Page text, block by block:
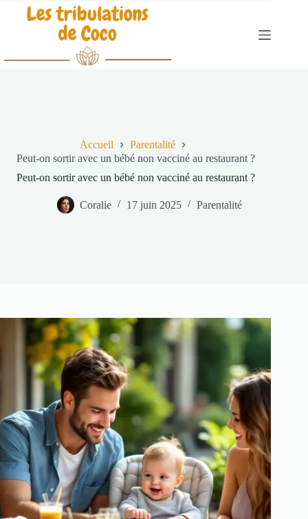
Accueil
Parentalité
Peut-on sortir avec un bébé non vacciné au restaurant ?
Peut-on sortir avec un bébé non vacciné au restaurant ?
Coralie 17 juin 2025 Parentalité